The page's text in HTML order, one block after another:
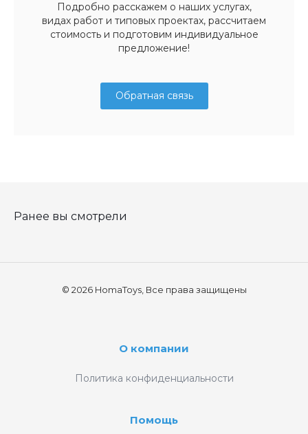
Подробно расскажем о наших услугах,
видах работ и типовых проектах, рассчитаем
стоимость и подготовим индивидуальное
предложение!
Обратная связь
Ранее вы смотрели
© 2026 HomaToys, Все права защищены
О компании
Политика конфиденциальности
Помощь